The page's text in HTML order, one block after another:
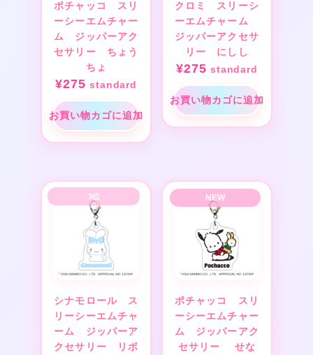
ポチャッコ スリ
ーシーエムチャー
ム ジッパーアク
セサリー ちょう
ちょ
¥275 standard
お買い物カゴに追加
クロミ スリーシ
ーエムチャーム
ジッパーアクセサ
リー にしし
¥275 standard
お買い物カゴに追加
シナモロール ス
リーシーエムチャ
ーム ジッパーア
クセサリー リボ
ポチャッコ スリ
ーシーエムチャー
ム ジッパーアク
セサリー せな